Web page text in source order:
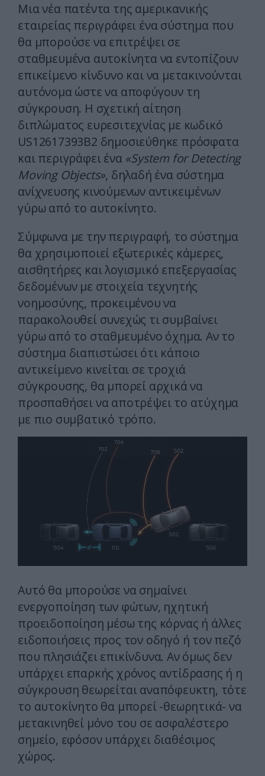
Μια νέα πατέντα της αμερικανικής
εταιρείας περιγράφει ένα σύστημα που
θα μπορούσε να επιτρέψει σε
σταθμευμένα αυτοκίνητα να εντοπίζουν
επικείμενο κίνδυνο και να μετακινούνται
αυτόνομα ώστε να αποφύγουν τη
σύγκρουση. Η σχετική αίτηση
διπλώματος ευρεσιτεχνίας με κωδικό
US12617393B2 δημοσιεύθηκε πρόσφατα
και περιγράφει ένα «System for Detecting
Moving Objects», δηλαδή ένα σύστημα
ανίχνευσης κινούμενων αντικειμένων
γύρω από το αυτοκίνητο.
Σύμφωνα με την περιγραφή, το σύστημα
θα χρησιμοποιεί εξωτερικές κάμερες,
αισθητήρες και λογισμικό επεξεργασίας
δεδομένων με στοιχεία τεχνητής
νοημοσύνης, προκειμένου να
παρακολουθεί συνεχώς τι συμβαίνει
γύρω από το σταθμευμένο όχημα. Αν το
σύστημα διαπιστώσει ότι κάποιο
αντικείμενο κινείται σε τροχιά
σύγκρουσης, θα μπορεί αρχικά να
προσπαθήσει να αποτρέψει το ατύχημα
με πιο συμβατικό τρόπο.
Αυτό θα μπορούσε να σημαίνει
ενεργοποίηση των φώτων, ηχητική
προειδοποίηση μέσω της κόρνας ή άλλες
ειδοποιήσεις προς τον οδηγό ή τον πεζό
που πλησιάζει επικίνδυνα. Αν όμως δεν
υπάρχει επαρκής χρόνος αντίδρασης ή η
σύγκρουση θεωρείται αναπόφευκτη, τότε
το αυτοκίνητο θα μπορεί -θεωρητικά- να
μετακινηθεί μόνο του σε ασφαλέστερο
σημείο, εφόσον υπάρχει διαθέσιμος
χώρος.